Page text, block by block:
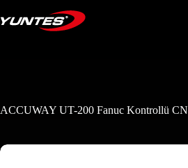
ACCUWAY UT-200 Fanuc Kontrollü